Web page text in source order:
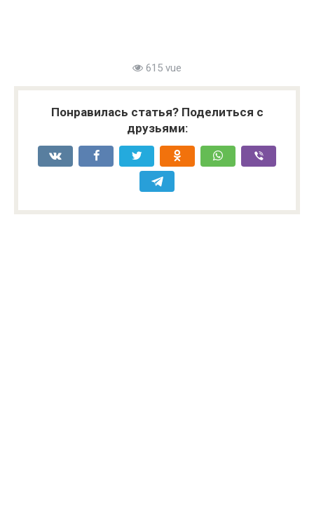
615 vue
Понравилась статья? Поделиться с
друзьями: